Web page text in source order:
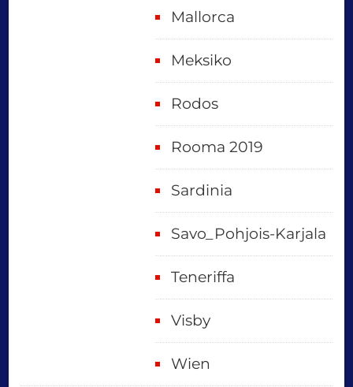
Mallorca
Meksiko
Rodos
Rooma 2019
Sardinia
Savo_Pohjois-Karjala
Teneriffa
Visby
Wien